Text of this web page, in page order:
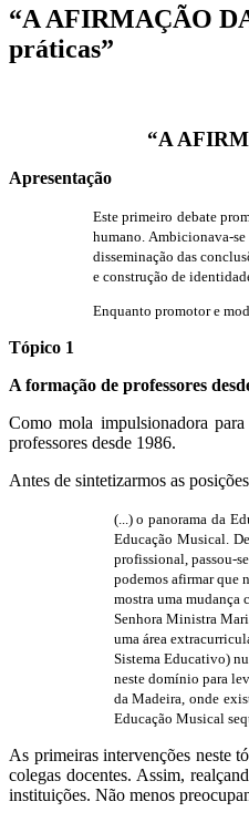
“A AFIRMAÇÃO
práticas”
“A
Apresentação
Este primeiro debate
humano. Ambicionava-
disseminação das
e construção de
Enquanto promotor e
Tópico 1
A formação de professores
Como mola impulsionadora
professores desde 1986.
Antes de sintetizarmos as
(...) o panorama da
Educação Musical.
profissional, passou-
podemos afirmar que
mostra uma mudança
Senhora Ministra
uma área
Sistema Educativo)
neste domínio para
da Madeira, onde
Educação Musical
As primeiras intervenções neste
colegas docentes. Assim,
instituições. Não menos